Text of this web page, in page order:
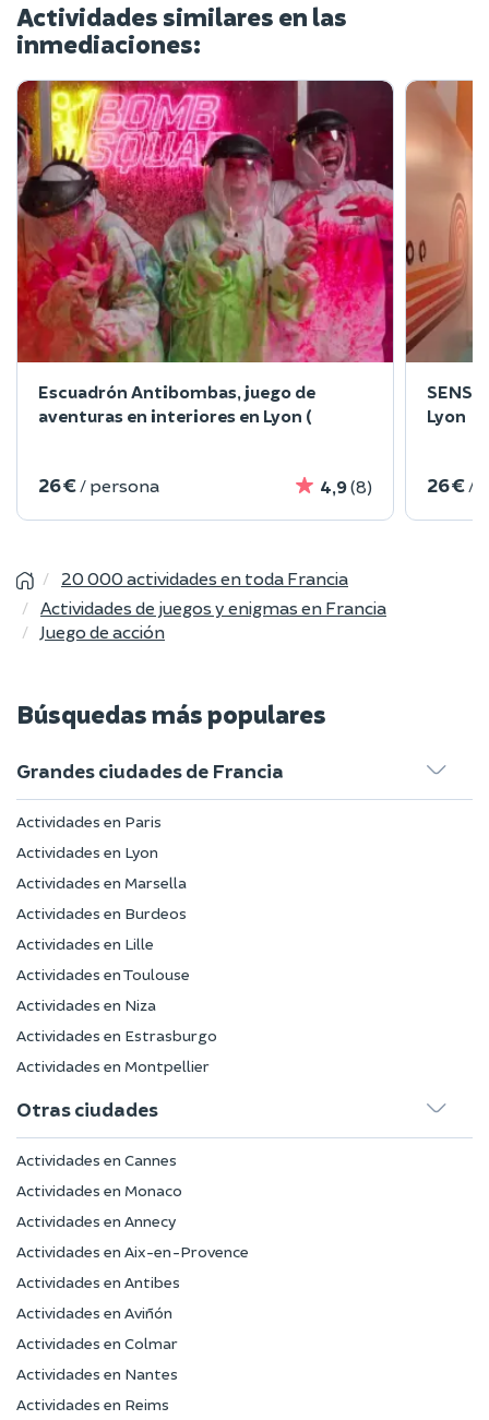
Actividades similares en las
inmediaciones:
Escuadrón Antibombas, juego de
aventuras en interiores en Lyon (
26 € / persona 4,9(8)
Lyon
26 € /
20 000 actividades en toda Francia
Actividades de juegos y enigmas en Francia
Juego de acción
Búsquedas más populares
Grandes ciudades de Francia
Actividades en Paris
Actividades en Lyon
Actividades en Marsella
Actividades en Burdeos
Actividades en Lille
Actividades en Toulouse
Actividades en Niza
Actividades en Estrasburgo
Actividades en Montpellier
Otras ciudades
Actividades en Cannes
Actividades en Monaco
Actividades en Annecy
Actividades en Aix-en-Provence
Actividades en Antibes
Actividades en Aviñón
Actividades en Colmar
Actividades en Nantes
Actividades en Reims